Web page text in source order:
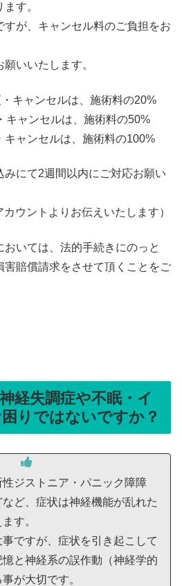
す。
すが、キャンセル料のご負担をお
いいたします。
キャンセルは、施術料の20%
キャンセルは、施術料の50%
キャンセルは、施術料の100%
みにて2週間以内にご対応お願い
カウントよりお伝えいたします）
おいては、法的手続きにのっと
害賠償請求をさせて頂くことをご
経失調症や不眠・イ
りではないですか？
ジストニア・パニック障障
ど、症状は神経機能が乱れた
す。
ですが、症状を引き起こして
と神経系の誤作動（神経学的
が大切です。